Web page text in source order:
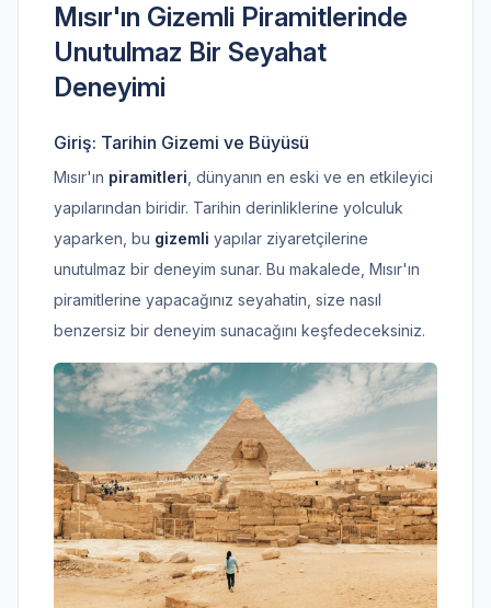
Mısır'ın Gizemli Piramitlerinde
Unutulmaz Bir Seyahat
Deneyimi
Giriş: Tarihin Gizemi ve Büyüsü
Mısır'ın piramitleri , dünyanın en eski ve en etkileyici
yapılarından biridir. Tarihin derinliklerine yolculuk
yaparken, bu gizemli yapılar ziyaretçilerine
unutulmaz bir deneyim sunar. Bu makalede, Mısır'ın
piramitlerine yapacağınız seyahatin, size nasıl
benzersiz bir deneyim sunacağını keşfedeceksiniz.